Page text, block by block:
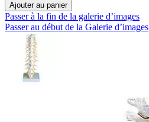
Ajouter au panier
Passer à la fin de la galerie d’images
Passer au début de la Galerie d’images